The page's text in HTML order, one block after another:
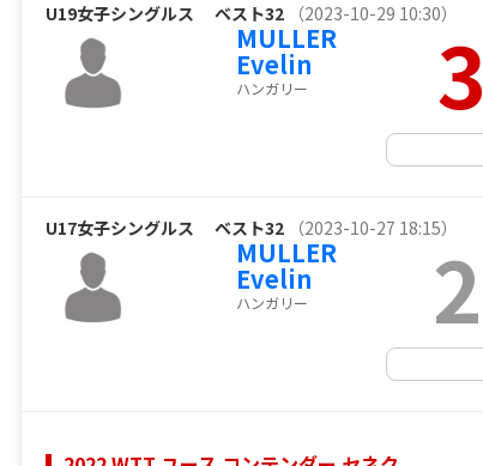
U19女子シングルス ベスト32 （2023-10-29 10:30）
MULLER
Evelin
ハンガリー 3
U17女子シングルス ベスト32 （2023-10-27 18:15）
MULLER
Evelin
ハンガリー 2